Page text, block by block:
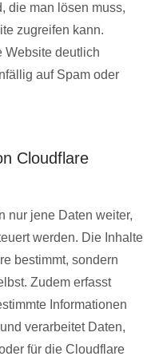
die man lösen muss,
zugreifen kann.
Website deutlich
auf Spam oder
Cloudflare
nur jene Daten weiter,
werden. Die Inhalte
bestimmt, sondern
Zudem erfasst
Informationen
verarbeitet Daten,
für die Cloudflare